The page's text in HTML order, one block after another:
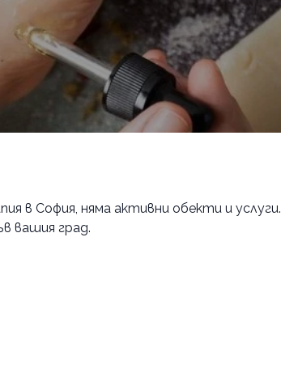
в София, няма активни обекти и услуги.
вашия град.